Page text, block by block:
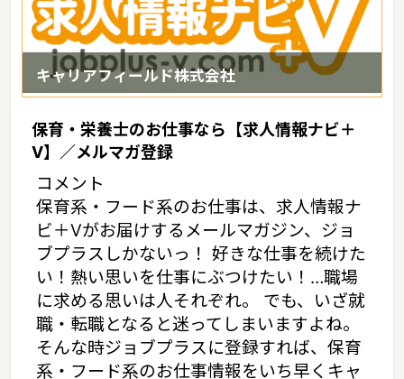
キャリアフィールド株式会社
保育・栄養士のお仕事なら【求人情報ナビ＋
V】／メルマガ登録
コメント
保育系・フード系のお仕事は、求人情報ナ
ビ＋Vがお届けするメールマガジン、ジョ
ブプラスしかないっ！ 好きな仕事を続けた
い！熱い思いを仕事にぶつけたい！…職場
に求める思いは人それぞれ。 でも、いざ就
職・転職となると迷ってしまいますよね。
そんな時ジョブプラスに登録すれば、保育
系・フード系のお仕事情報をいち早くキャ